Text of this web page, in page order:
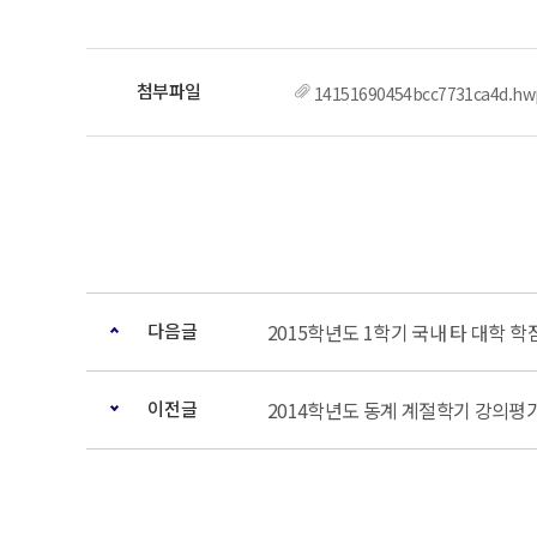
다음글 2015학년도 1학기 국내 타 대학 학
이전글 2014학년도 동계 계절학기 강의평